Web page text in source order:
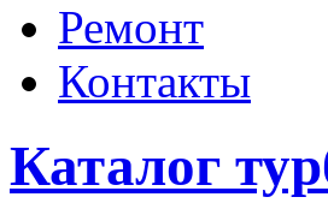
Ремонт
Контакты
Каталог